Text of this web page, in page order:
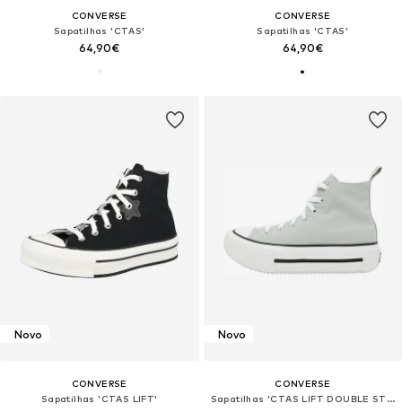
CONVERSE
Sapatilhas 'CTAS'
64,90€
CONVERSE
Sapatilhas 'CTAS'
64,90€
Novo
CONVERSE
Sapatilhas 'CTAS LIFT'
Novo
CONVERSE
Sapatilhas 'CTAS LIFT DOUBLE STACK'